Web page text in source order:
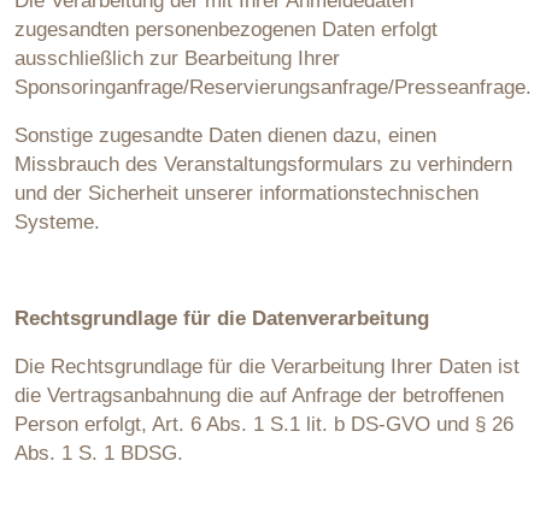
zugesandten personenbezogenen Daten erfolgt
ausschließlich zur Bearbeitung Ihrer
Sponsoringanfrage/Reservierungsanfrage/Presseanfrage.
Sonstige zugesandte Daten dienen dazu, einen
Missbrauch des Veranstaltungsformulars zu verhindern
und der Sicherheit unserer informationstechnischen
Systeme.
Rechtsgrundlage für die Datenverarbeitung
Die Rechtsgrundlage für die Verarbeitung Ihrer Daten ist
die Vertragsanbahnung die auf Anfrage der betroffenen
Person erfolgt, Art. 6 Abs. 1 S.1 lit. b DS-GVO und § 26
Abs. 1 S. 1 BDSG.